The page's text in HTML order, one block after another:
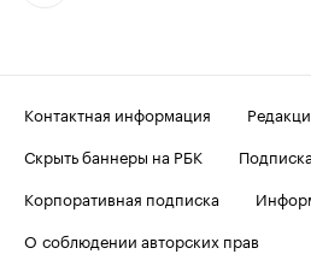
Контактная информация
Скрыть баннеры на РБК
Корпоративная подписка
О соблюдении авторских прав